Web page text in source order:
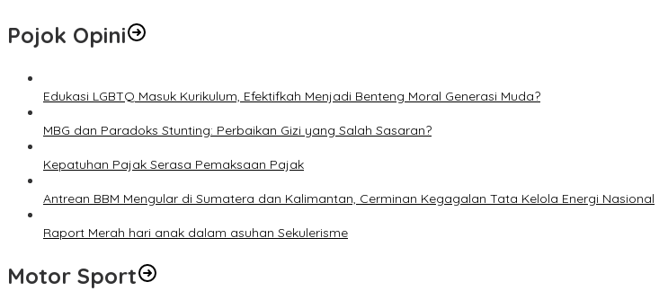
Pojok Opini
Edukasi LGBTQ Masuk Kurikulum, Efektifkah Menjadi Benteng Moral Generasi Muda?
MBG dan Paradoks Stunting: Perbaikan Gizi yang Salah Sasaran?
Kepatuhan Pajak Serasa Pemaksaan Pajak
Antrean BBM Mengular di Sumatera dan Kalimantan, Cerminan Kegagalan Tata Kelola Energi Nasional
Raport Merah hari anak dalam asuhan Sekulerisme
Motor Sport